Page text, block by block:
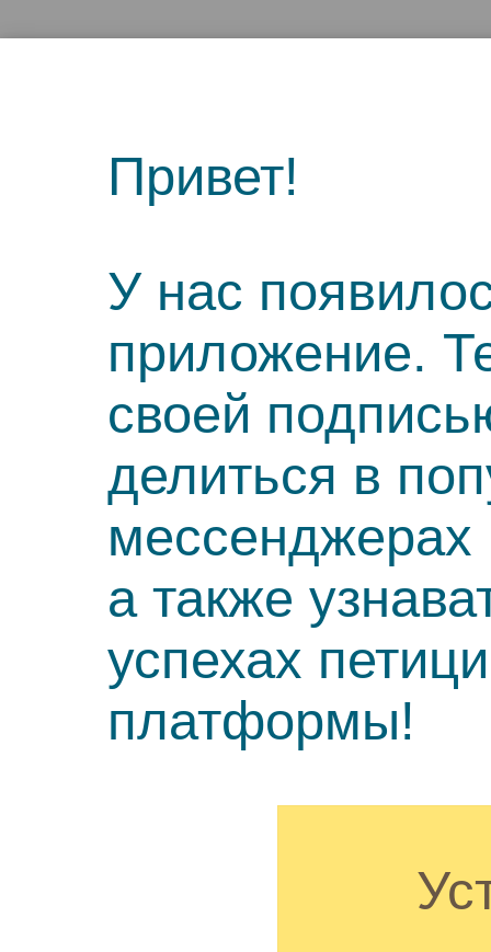
Привет!
У нас
приложение.
своей
делиться в
мессенджерах
а также
успехах
платформы!